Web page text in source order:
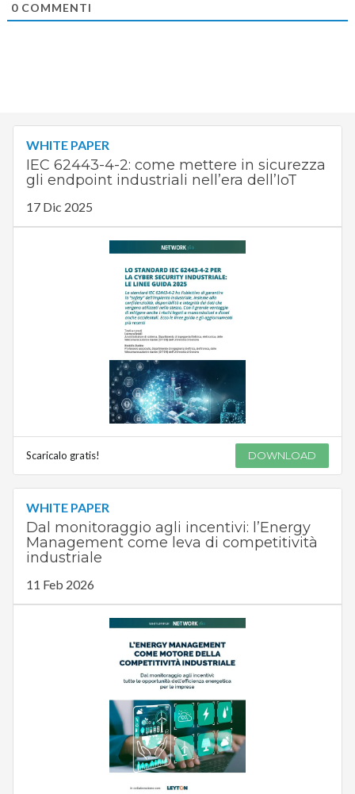
0COMMENTI
WHITE PAPER
IEC 62443-4-2: come mettere in sicurezza
gli endpoint industriali nell’era dell’IoT
17 Dic 2025
Scaricalo gratis! DOWNLOAD
WHITE PAPER
Dal monitoraggio agli incentivi: l’Energy
Management come leva di competitività
industriale
11 Feb 2026